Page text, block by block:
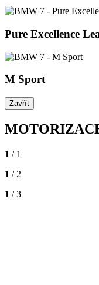
Pure Excellence
M Sport
Zavřít
1 / 1
1 / 2
1 / 3